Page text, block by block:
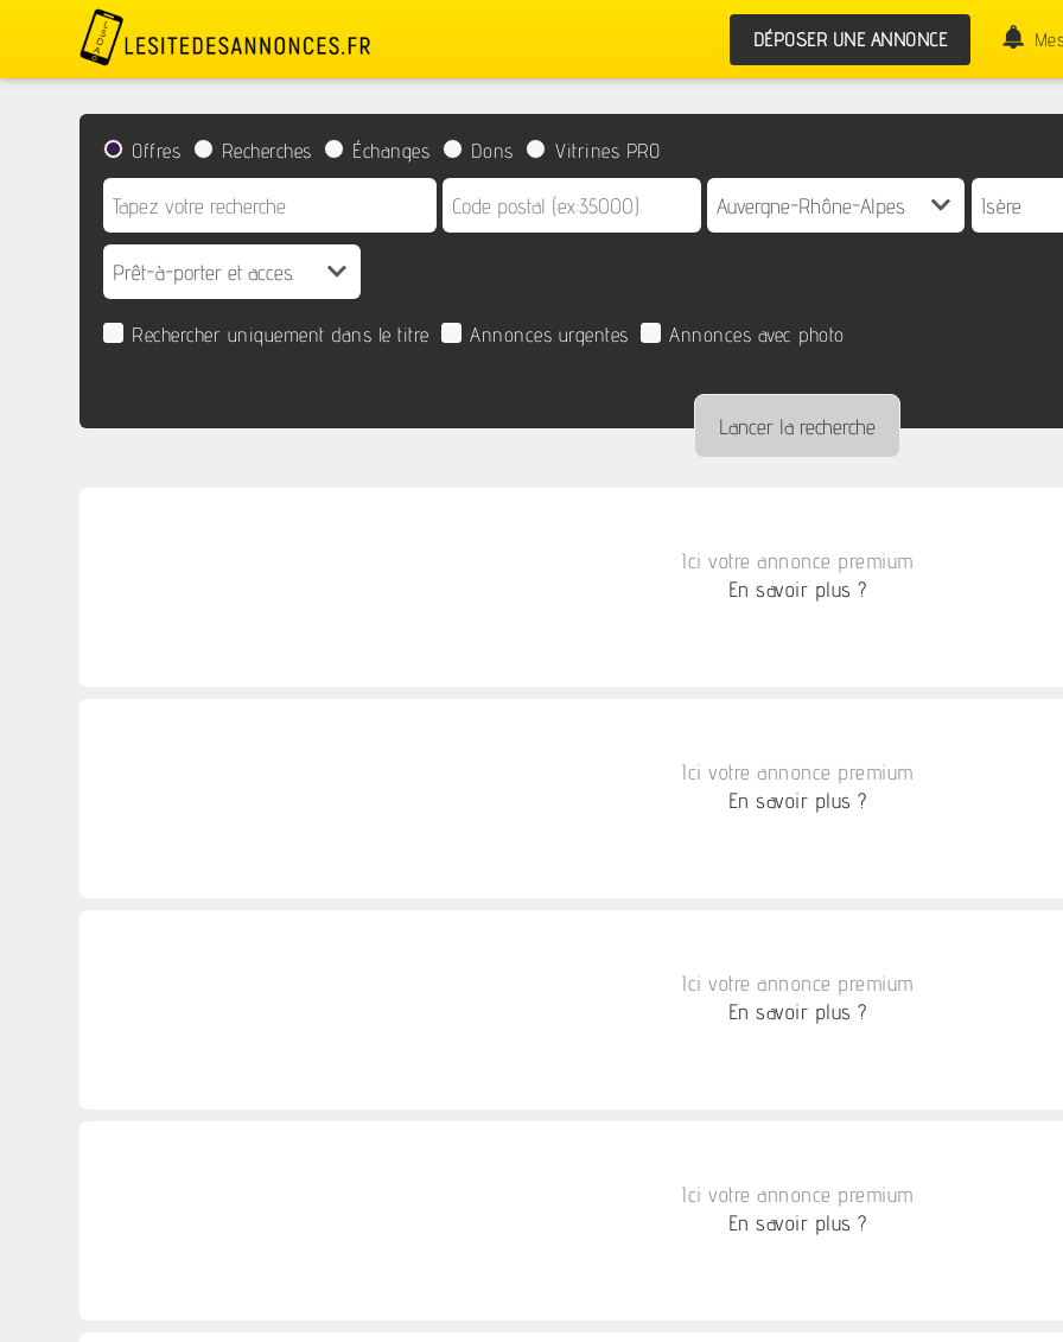
DÉPOSER UNE ANNONCE
Offres Recherches Échanges Dons Vitrines PRO
Rechercher uniquement dans le titre Annonces urgentes Annonces avec photo
Ici votre annonce premium
En savoir plus ?
Ici votre annonce premium
En savoir plus ?
Ici votre annonce premium
En savoir plus ?
Ici votre annonce premium
En savoir plus ?